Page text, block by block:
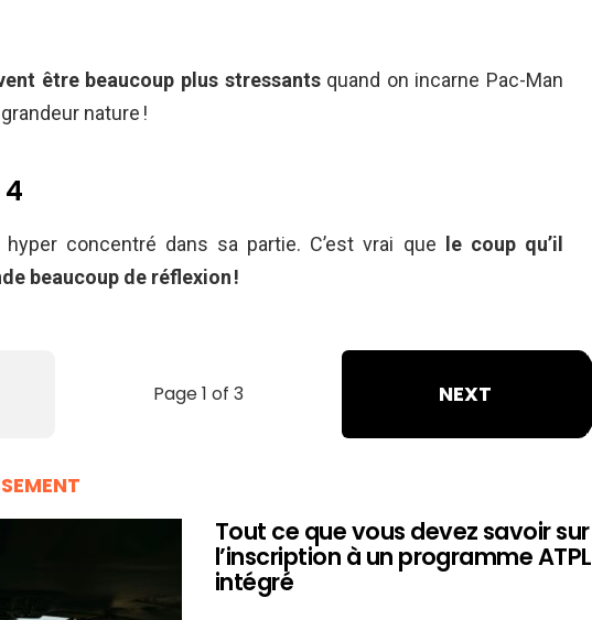
être beaucoup plus stressantsquand on incarne Pac-Man
nature !
hyper concentré dans sa partie. C’est vrai que le coup qu’il
beaucoup de réflexion !
Page 1 of 3 NEXT
Tout ce que vous devez savoir sur
l’inscription à un programme ATPL
intégré